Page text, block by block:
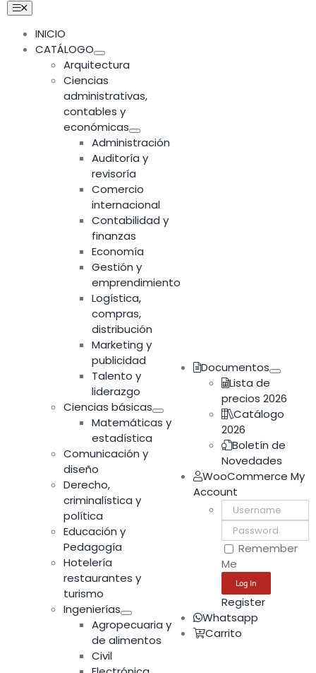
Skip
content
Toggle
Navigation
INICIO
CATÁLOGO
Arquitectura
Ciencias
administrativas,
contables y
económicas
Administración
Auditoría y
revisoría
Comercio
internacional
Contabilidad y
finanzas
Economía
Gestión y
emprendimiento
Logística,
compras,
distribución
Marketing y
publicidad
Talento y
liderazgo
Ciencias básicas
Matemáticas y
estadística
Comunicación y
diseño
Derecho,
criminalística y
política
Educación y
Pedagogía
Hotelería
restaurantes y
turismo
Ingenierías
Agropecuaria y
de alimentos
Civil
Documentos
Lista de
precios 2026
Catálogo
2026
Boletín de
Novedades
WooCommerce My
Account
Username:
Password:
Remember
Me
Register
Whatsapp
Carrito